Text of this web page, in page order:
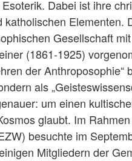
Dabei ist ihre
Elementen.
Gesellschaft
(1861-1925)
der Anthroposophie“
als
um einen
glaubt. Im
besuchte im
Mitgliedern der